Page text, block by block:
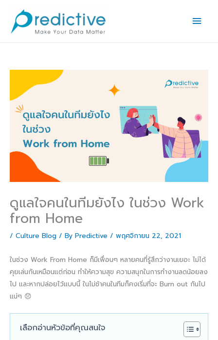
content
ดูแลใจคนในทีมยังไง ในช่วง Work
from Home
/ Culture Blog / By Predictive / พฤศจิกายน 22, 2021
ในช่วง Work From Home ก็มีเพื่อนๆ หลายคนที่รู้สึกว่างานเยอะ ไม่ได้
คุยเล่นกันเหมือนแต่ก่อน ทำให้ความสุข ความสนุกในการทำงานลดน้อยลง
ไป และหากปล่อยไว้แบบนี้ ในไม่ช้าคนในทีมก็คงเริ่มที่จะ Burn out กันไป
แน่ๆ 😞
เลือกอ่านหัวข้อที่คุณสนใจ